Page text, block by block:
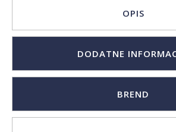
OPIS
DODATNE
BREND